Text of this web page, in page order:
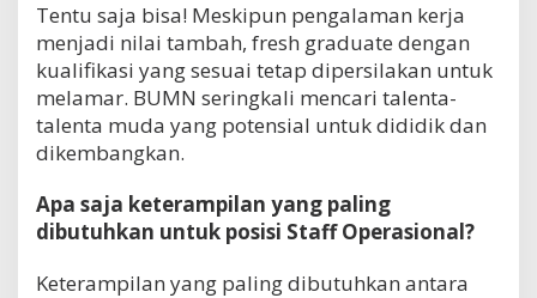
Tentu saja bisa! Meskipun pengalaman kerja
menjadi nilai tambah, fresh graduate dengan
kualifikasi yang sesuai tetap dipersilakan untuk
melamar. BUMN seringkali mencari talenta-
talenta muda yang potensial untuk dididik dan
dikembangkan.
Apa saja keterampilan yang paling
dibutuhkan untuk posisi Staff Operasional?
Keterampilan yang paling dibutuhkan antara